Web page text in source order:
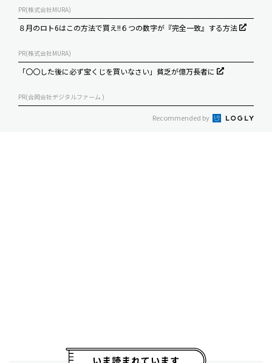
PR(株式会社MURA)
８月のロト6はこの方法で買え!!６つの数字が『完全一致』する方法
PR(株式会社MURA)
「〇〇した後に必ず宝くじを買いなさい」貧乏が億万長者に
PR(合同会社デジタルファーム )
Recommended by
いま読まれています